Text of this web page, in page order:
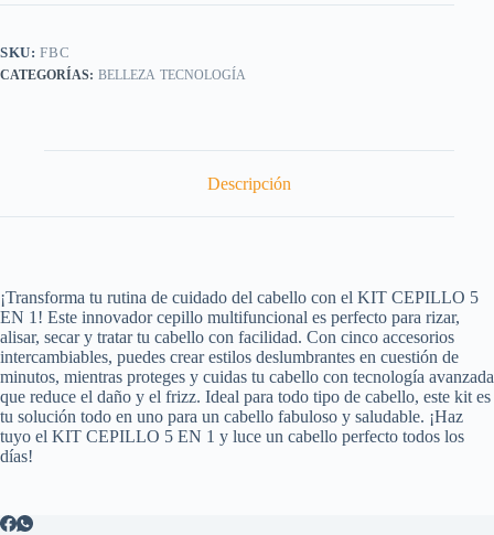
1
TURBANTE
cantidad
SKU:FBC
BELLEZA TECNOLOGÍA
Descripción
¡Transforma tu rutina de cuidado del cabello con el KIT CEPILLO 5
EN 1! Este innovador cepillo multifuncional es perfecto para rizar,
alisar, secar y tratar tu cabello con facilidad. Con cinco accesorios
intercambiables, puedes crear estilos deslumbrantes en cuestión de
minutos, mientras proteges y cuidas tu cabello con tecnología avanzada
que reduce el daño y el frizz. Ideal para todo tipo de cabello, este kit es
tu solución todo en uno para un cabello fabuloso y saludable. ¡Haz
tuyo el KIT CEPILLO 5 EN 1 y luce un cabello perfecto todos los
días!